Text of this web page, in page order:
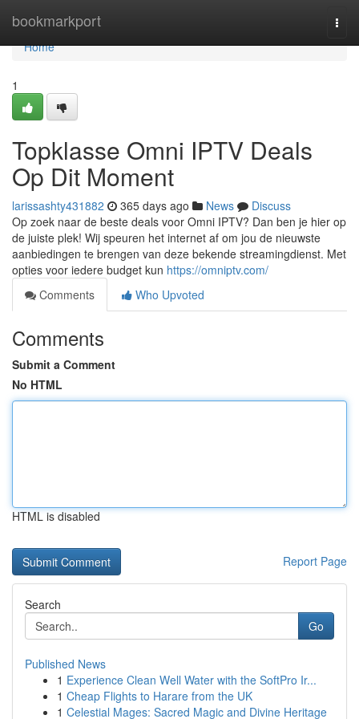
bookmarkport
Home
Home
1
Topklasse Omni IPTV Deals
Op Dit Moment
larissashty431882 365 days ago News
Discuss
Op zoek naar de beste deals voor Omni IPTV? Dan ben je hier op
de juiste plek! Wij speuren het internet af om jou de nieuwste
aanbiedingen te brengen van deze bekende streamingdienst. Met
opties voor iedere budget kun https://omniptv.com/
Comments
Who Upvoted
Comments
Submit a Comment
No HTML
HTML is disabled
Report Page
Search
Go
Published News
1 Experience Clean Well Water with the SoftPro Ir...
1 Cheap Flights to Harare from the UK
1 Celestial Mages: Sacred Magic and Divine Heritage